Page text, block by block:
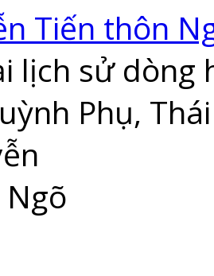
Tiến thôn
lịch sử dòng
Phụ,